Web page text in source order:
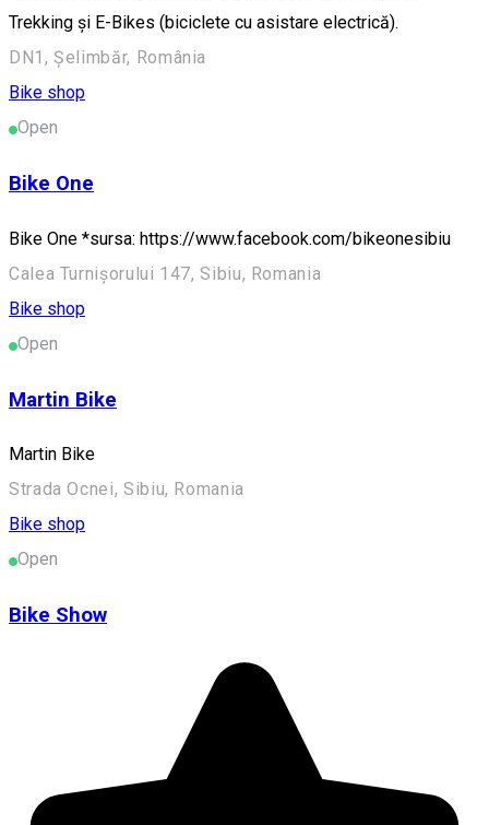
Trekking și E-Bikes (biciclete cu asistare electrică).
DN1, Șelimbăr, România
Bike shop
Open
Bike One
Bike One *sursa: https://www.facebook.com/bikeonesibiu
Calea Turnișorului 147, Sibiu, Romania
Bike shop
Open
Martin Bike
Martin Bike
Strada Ocnei, Sibiu, Romania
Bike shop
Open
Bike Show